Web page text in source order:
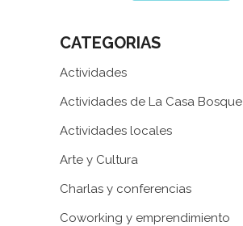
CATEGORIAS
Actividades
Actividades de La Casa Bosque
Actividades locales
Arte y Cultura
Charlas y conferencias
Coworking y emprendimiento